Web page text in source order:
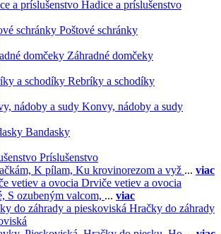
Hadice a príslušenstvo
Poštové schránky
Záhradné domčeky
Rebríky a schodíky
Konvy, nádoby a sudy
Bandasky
Príslušenstvo
K pílam, Ku krovinorezom a vyž ... viac
Drviče vetiev a ovocia
S ozubeným valcom, ... viac
Hračky do záhrady